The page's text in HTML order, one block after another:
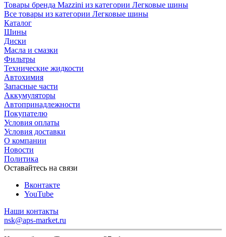
Товары бренда Mazzini из категории Легковые шины
Все товары из категории Легковые шины
Каталог
Шины
Диски
Масла и смазки
Фильтры
Технические жидкости
Автохимия
Запасные части
Аккумуляторы
Автопринадлежности
Покупателю
Условия оплаты
Условия доставки
О компании
Новости
Политика
Оставайтесь на связи
Вконтакте
YouTube
Наши контакты
nsk@aps-market.ru